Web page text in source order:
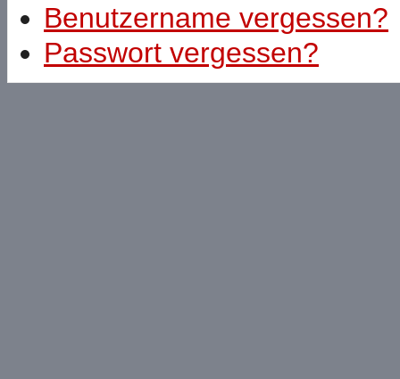
Benutzername vergessen?
Passwort vergessen?